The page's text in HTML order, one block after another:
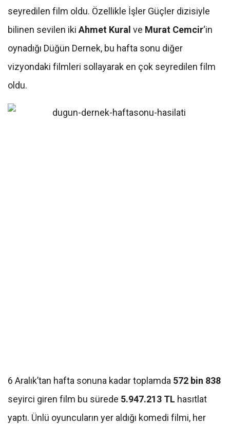
seyredilen film oldu. Özellikle İşler Güçler dizisiyle
bilinen sevilen iki Ahmet Kural ve Murat Cemcir‘in
oynadığı Düğün Dernek, bu hafta sonu diğer
vizyondaki filmleri sollayarak en çok seyredilen film
oldu.
6 Aralık’tan hafta sonuna kadar toplamda 572 bin 838
seyirci giren film bu sürede 5.947.213 TL hasıtlat
yaptı. Ünlü oyuncuların yer aldığı komedi filmi, her